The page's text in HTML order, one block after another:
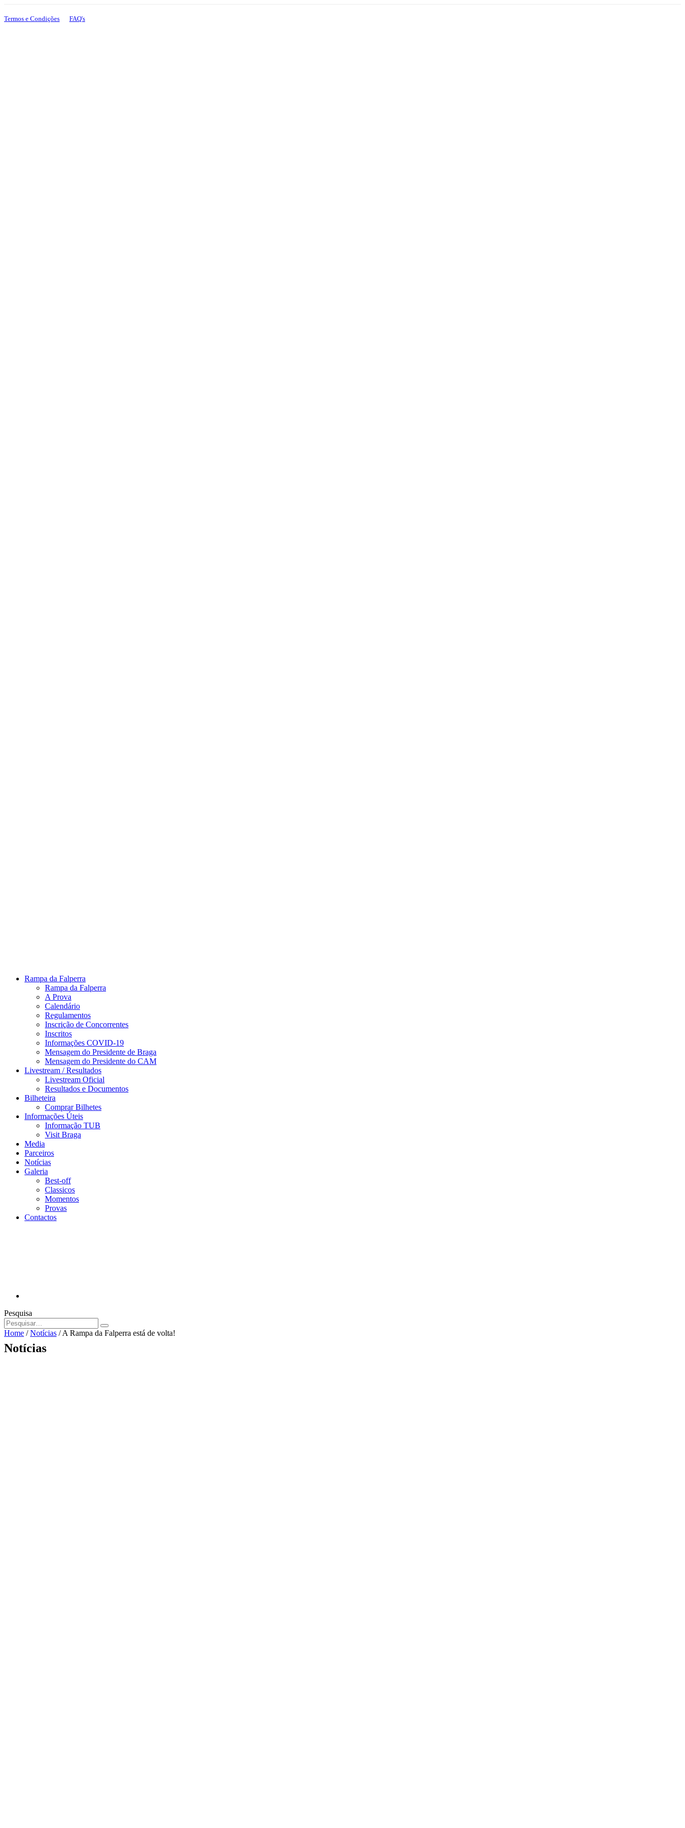
Termos e Condições
FAQ's
Rampa da Falperra
Rampa da Falperra
A Prova
Calendário
Regulamentos
Inscrição de Concorrentes
Inscritos
Informações COVID-19
Mensagem do Presidente de Braga
Mensagem do Presidente do CAM
Livestream / Resultados
Livestream Oficial
Resultados e Documentos
Bilheteira
Comprar Bilhetes
Informações Úteis
Informação TUB
Visit Braga
Media
Parceiros
Notícias
Galeria
Best-off
Classicos
Momentos
Provas
Contactos
Pesquisa
Home /Notícias /A Rampa da Falperra está de volta!
Notícias